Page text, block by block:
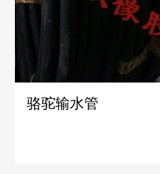
骆驼输水管